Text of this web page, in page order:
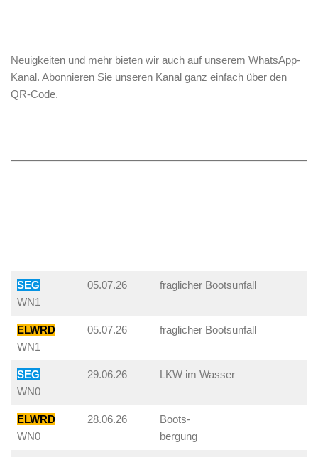
Neuigkeiten und mehr bieten wir auch auf unserem WhatsApp-
Kanal. Abonnieren Sie unseren Kanal ganz einfach über den
QR-Code.
SEG
WN1
05.07.26 fraglicher Bootsunfall
ELWRD
WN1
05.07.26 fraglicher Bootsunfall
SEG
WN0
29.06.26 LKW im Wasser
ELWRD
WN0
28.06.26
Boots-
bergung